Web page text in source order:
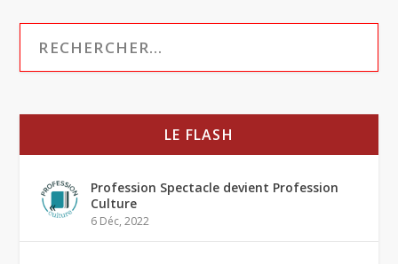
LE FLASH
Profession Spectacle devient Profession
Culture
6 Déc, 2022